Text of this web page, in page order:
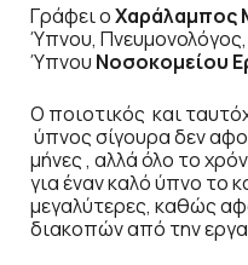
Γράφει οΧαράλαμπος
Ύπνου,
Ύπνου Νοσοκομείου
Ο ποιοτικός και
ύπνος σίγουρα δεν
μήνες , αλλά όλο το
για έναν καλό ύπνο το
μεγαλύτερες, καθώς
διακοπών από την